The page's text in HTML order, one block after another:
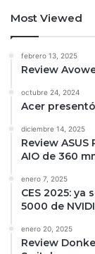
Most Viewed
febrero 13, 2025
Review
octubre 24, 2024
Acer
diciembre 14, 2025
Review
AIO de 360
enero 7, 2025
CES 2025: ya
5000 de
enero 20, 2025
Review